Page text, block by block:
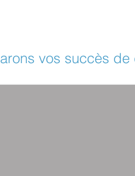
vos succès de